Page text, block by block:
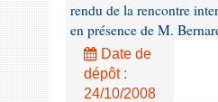
rendu de la rencontre
en présence de M.
Date de
dépôt :
24/10/2008